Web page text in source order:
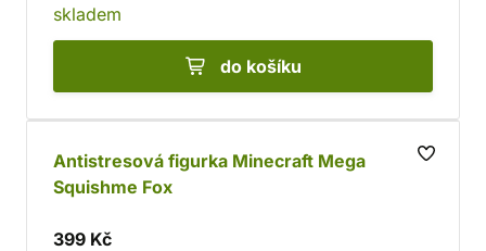
skladem
do košíku
Antistresová figurka Minecraft Mega
Squishme Fox
399 Kč